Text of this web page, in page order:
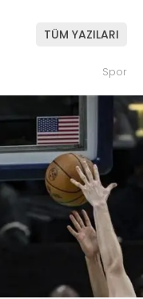
TÜM YAZILARI
Spor